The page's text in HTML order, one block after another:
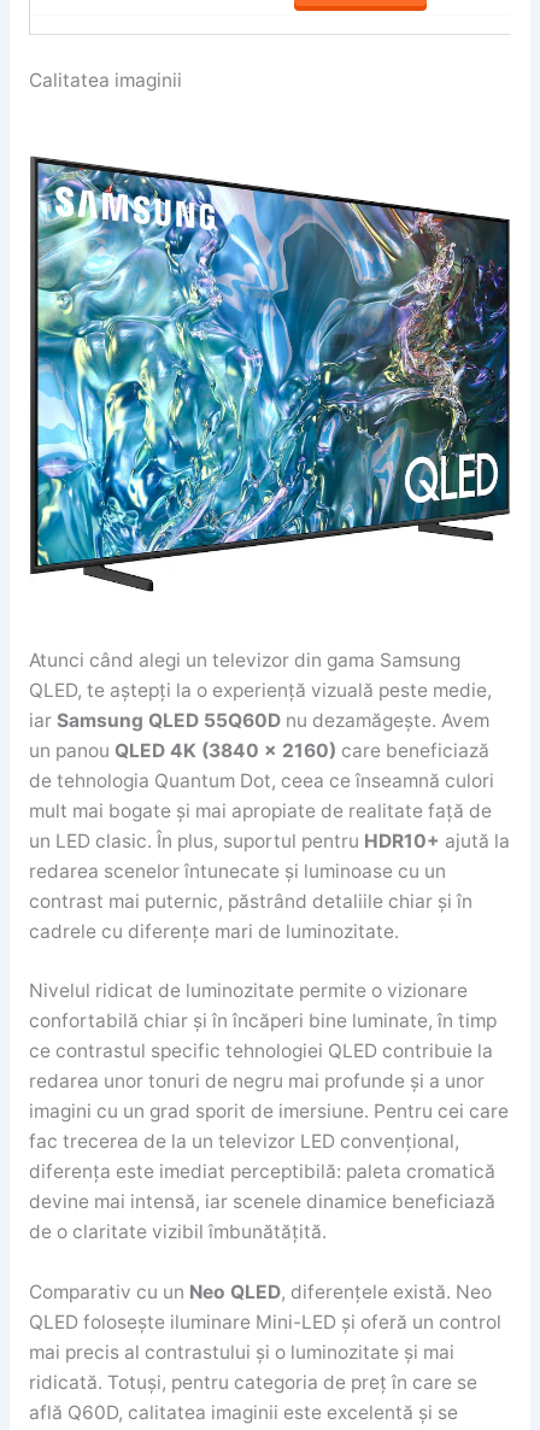
Calitatea imaginii
Atunci când alegi un televizor din gama Samsung
QLED, te aștepți la o experiență vizuală peste medie,
iar Samsung QLED 55Q60Dnu dezamăgește. Avem
un panou QLED 4K (3840 x 2160) care beneficiază
de tehnologia Quantum Dot, ceea ce înseamnă culori
mult mai bogate și mai apropiate de realitate față de
un LED clasic. În plus, suportul pentru HDR10+ ajută la
redarea scenelor întunecate și luminoase cu un
contrast mai puternic, păstrând detaliile chiar și în
cadrele cu diferențe mari de luminozitate.
Nivelul ridicat de luminozitate permite o vizionare
confortabilă chiar și în încăperi bine luminate, în timp
ce contrastul specific tehnologiei QLED contribuie la
redarea unor tonuri de negru mai profunde și a unor
imagini cu un grad sporit de imersiune. Pentru cei care
fac trecerea de la un televizor LED convențional,
diferența este imediat perceptibilă: paleta cromatică
devine mai intensă, iar scenele dinamice beneficiază
de o claritate vizibil îmbunătățită.
Comparativ cu un Neo QLED, diferențele există. Neo
QLED folosește iluminare Mini-LED și oferă un control
mai precis al contrastului și o luminozitate și mai
ridicată. Totuși, pentru categoria de preț în care se
află Q60D, calitatea imaginii este excelentă și se